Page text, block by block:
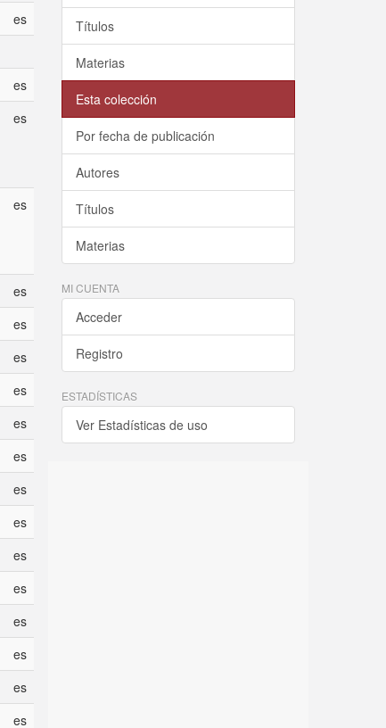
es
es
es
es
es
es
es
es
es
es
es
es
es
es
es
es
es
es
Títulos
Materias
Esta colección
Por fecha de publicación
Autores
Títulos
Materias
MI CUENTA
Acceder
Registro
ESTADÍSTICAS
Ver Estadísticas de uso